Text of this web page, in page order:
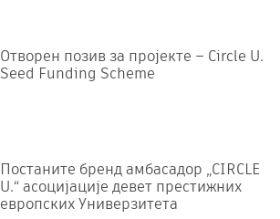
Отворен позив за пројекте – Circle U.
Seed Funding Scheme
Постаните бренд амбасадор „CIRCLE
U.“ асоцијације девет престижних
европских Универзитета